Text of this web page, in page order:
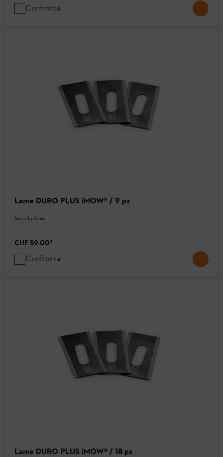
Confronta
Lame DURO PLUS iMOW® / 9 pz
Installazione
CHF 59.00*
Confronta
Lame DURO PLUS iMOW® / 18 pz